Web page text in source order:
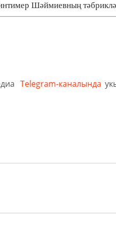
Шәймиевның
Telegram-каналында